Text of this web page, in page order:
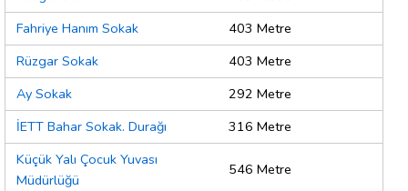
Fahriye Hanım Sokak
403 Metre
Rüzgar Sokak
403 Metre
Ay Sokak
292 Metre
İETT Bahar Sokak. Durağı
316 Metre
Küçük Yalı Çocuk Yuvası
Müdürlüğü
546 Metre